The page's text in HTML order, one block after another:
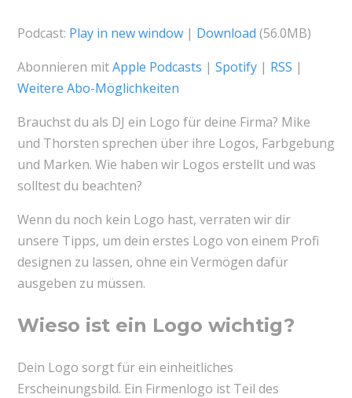
Podcast: Play in new window| Download (56.0MB)
Abonnieren mitApple Podcasts | Spotify| RSS |
Weitere Abo-Möglichkeiten
Brauchst du als DJ ein Logo für deine Firma? Mike
und Thorsten sprechen über ihre Logos, Farbgebung
und Marken. Wie haben wir Logos erstellt und was
solltest du beachten?
Wenn du noch kein Logo hast, verraten wir dir
unsere Tipps, um dein erstes Logo von einem Profi
designen zu lassen, ohne ein Vermögen dafür
ausgeben zu müssen.
Wieso ist ein Logo wichtig?
Dein Logo sorgt für ein einheitliches
Erscheinungsbild. Ein Firmenlogo ist Teil des